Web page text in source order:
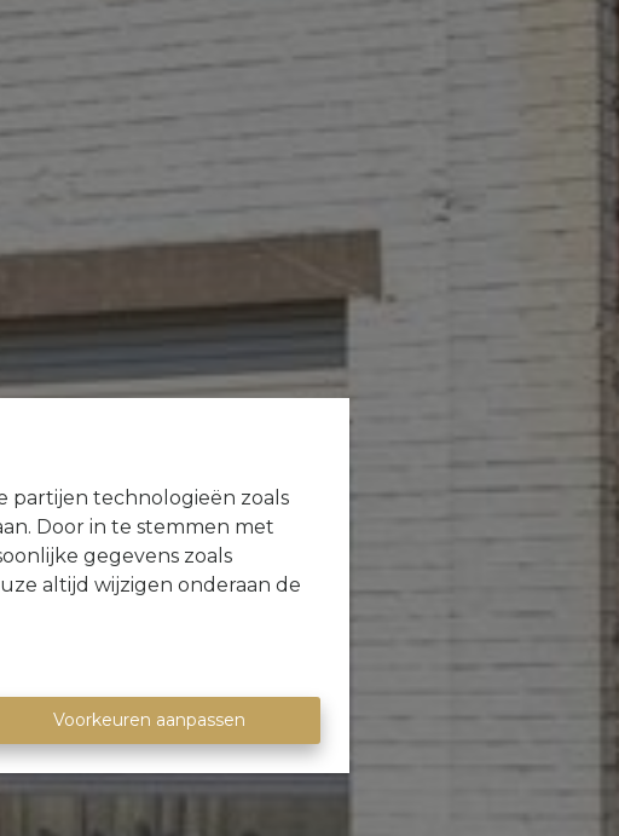
partijen technologieën zoals
Door in te stemmen met
gegevens zoals
altijd wijzigen onderaan de
Voorkeuren aanpassen